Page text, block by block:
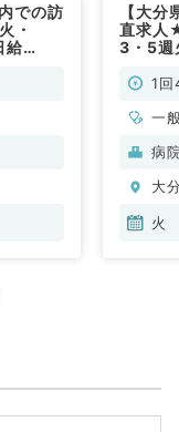
での訪
・
給
【大
直求人
3・5週
り）
1
一
病
大
火